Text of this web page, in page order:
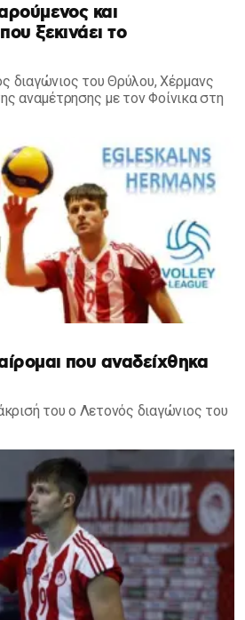
και
ξεκινάει το
διαγώνιος του Θρύλου, Χέρμανς
αναμέτρησης με τον Φοίνικα στη
που αναδείχθηκα
του ο Λετονός διαγώνιος του